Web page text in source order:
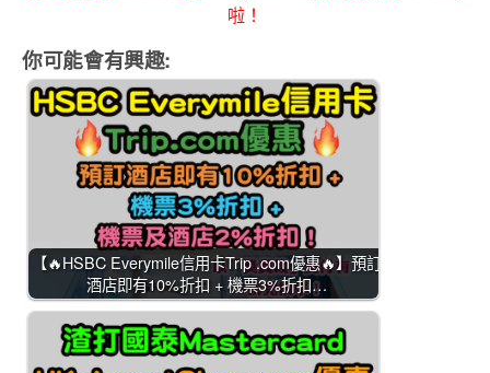
啦！
你可能會有興趣:
【🔥HSBC Everymile信用卡Trip .com優惠🔥】預訂
酒店即有10%折扣 + 機票3%折扣…